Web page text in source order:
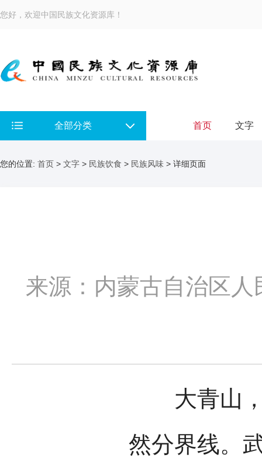
您好，欢迎中国民族文化资源库！
全部分类 首页 文字
您的位置: 首页 > 文字 > 民族饮食 > 民族风味 > 详细页面
来源：内蒙古自治区人
大青山，
然分界线。